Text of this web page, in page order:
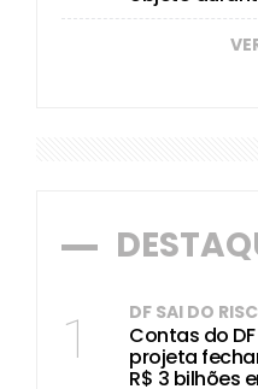
1 DF SAI DO
Contas do
projeta
R$ 3 bilhões